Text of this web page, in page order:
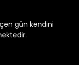
gün kendini